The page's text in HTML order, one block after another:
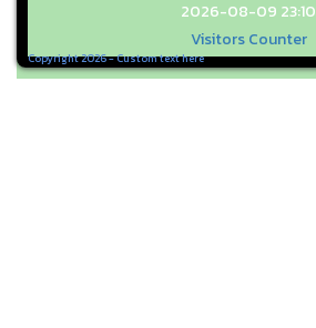
Copyright 2026 - Custom text here
2026-08-09 23:10
Visitors Counter